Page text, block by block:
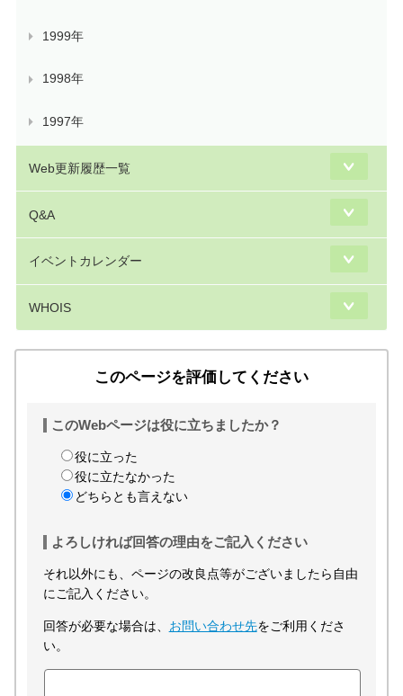
1999年
1998年
1997年
Web更新履歴一覧
Q&A
イベントカレンダー
WHOIS
このページを評価してください
このWebページは役に立ちましたか？
役に立った
役に立たなかった
どちらとも言えない
よろしければ回答の理由をご記入ください
それ以外にも、ページの改良点等がございましたら自由
にご記入ください。
回答が必要な場合は、 お問い合わせ先をご利用くださ
い。